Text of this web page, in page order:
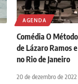
AGENDA
Comédia O
de Lázaro Ramos
no Rio de Janeiro
20 de dezembro de 2022